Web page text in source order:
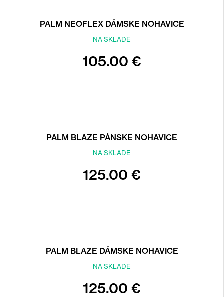
PALM NEOFLEX DÁMSKE NOHAVICE
NA SKLADE
105.00 €
PALM BLAZE PÁNSKE NOHAVICE
NA SKLADE
125.00 €
PALM BLAZE DÁMSKE NOHAVICE
NA SKLADE
125.00 €